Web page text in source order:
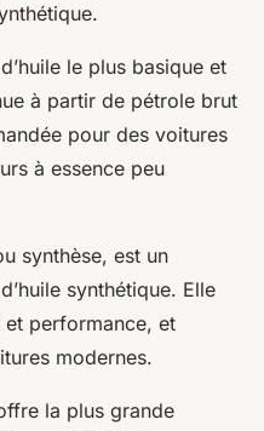
le plus basique et
à partir de pétrole brut
pour des voitures
à essence peu
synthèse, est un
synthétique. Elle
performance, et
modernes.
la plus grande